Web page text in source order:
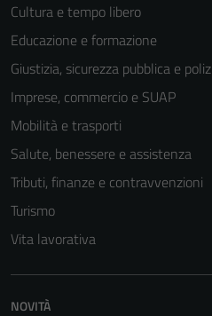
Cultura e tempo libero
Educazione e formazione
Giustizia, sicurezza pubblica e
Imprese, commercio e SUAP
Mobilità e trasporti
Salute, benessere e assistenza
Tributi, finanze e contravvenzioni
Turismo
Vita lavorativa
NOVITÀ